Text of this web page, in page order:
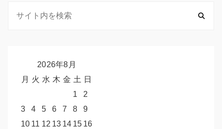
2026年8月
月 火 水 木 金 土 日
1
2
3
4 5 6 7 8
9
10 11 12 13 14 15 16